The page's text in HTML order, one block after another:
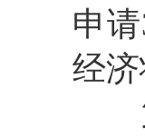
申
经